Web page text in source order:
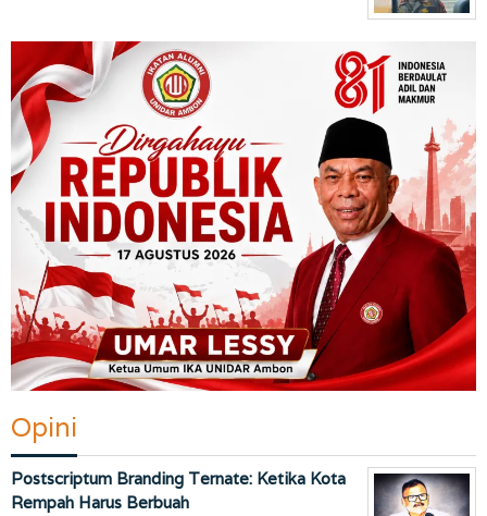
Opini
Postscriptum Branding Ternate: Ketika Kota
Rempah Harus Berbuah